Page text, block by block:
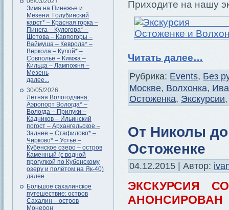
Зима на Пинежье и
Мезени: Голубинский
карст* – Красная горка –
Пинега – Кулогора* –
Шотова – Карпогоры –
Ваймуша – Кеврола* –
Веркола – Кулой* –
Совполье – Кимжа –
Кильца – Лампожня –
Мезень
далее...
30/05/2026
Летняя Вологодчина:
Аэропорт Вологда* –
Вологда – Прилуки –
Кадников – Ильинский
погост – Архангельское –
Заднее – Стафилово* –
Чирково* – Устье –
Кубенское озеро – остров
Каменный (с водной
прогулкой по Кубенскому
озеру и полётом на Як-40)
далее...
Большое сахалинское
путешествие: остров
Сахалин – остров
Монерон
Приходите на нашу
Читать далее…
Рубрика: Events, Без
Москве, Волхонка,
Остоженка, Экскурсии
От Николы
Остоженке
04.12.2015 | Автор:
ЭКСКУРСИЯ
АНОНСИРОВАН